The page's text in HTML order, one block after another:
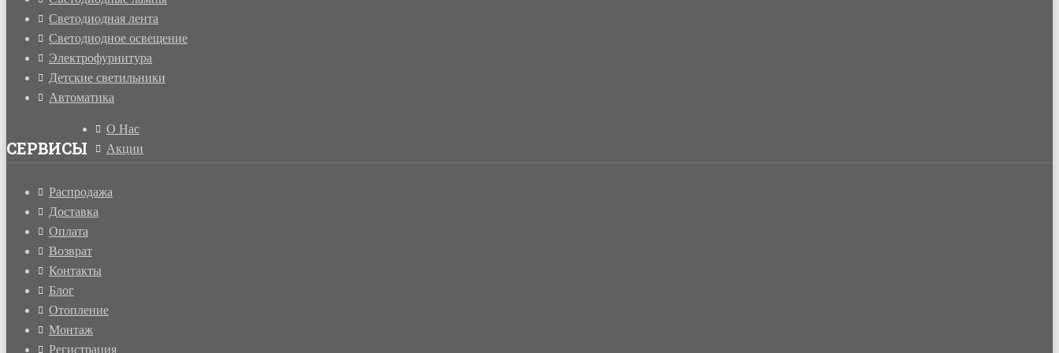
Светодиодная лента
Светодиодное освещение
Электрофурнитура
Детские светильники
Автоматика
СЕРВИСЫ
О Нас
Акции
Распродажа
Доставка
Оплата
Возврат
Контакты
Блог
Отопление
Монтаж
Регистрация